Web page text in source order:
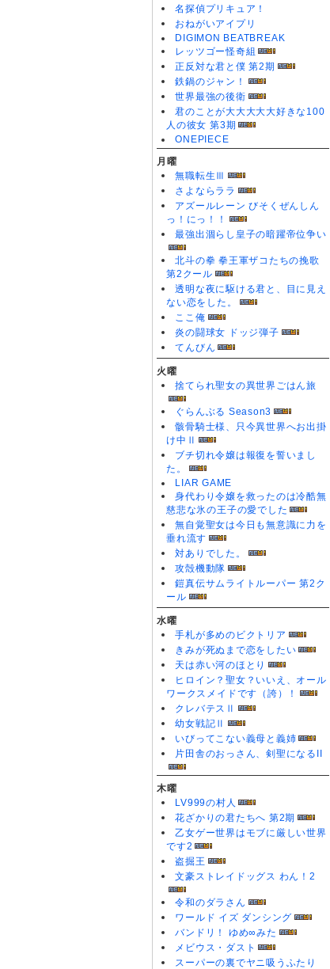
名探偵プリキュア！
おねがいアイプリ
DIGIMON BEATBREAK
レッツゴー怪奇組
正反対な君と僕 第2期
鉄鍋のジャン！
世界最強の後衛
君のことが大大大大大好きな100
人の彼女 第3期
ONEPIECE
月曜
無職転生Ⅲ
さよならララ
アズールレーン びそくぜんしん
っ！にっ！！
最強出涸らし皇子の暗躍帝位争い
北斗の拳 拳王軍ザコたちの挽歌
第2クール
透明な夜に駆ける君と、目に見え
ない恋をした。
ここ俺
炎の闘球女 ドッジ弾子
てんびん
火曜
捨てられ聖女の異世界ごはん旅
ぐらんぶる Season3
骸骨騎士様、只今異世界へお出掛
け中Ⅱ
ブチ切れ令嬢は報復を誓いまし
た。
LIAR GAME
身代わり令嬢を救ったのは冷酷無
慈悲な氷の王子の愛でした
無自覚聖女は今日も無意識に力を
垂れ流す
対ありでした。
攻殻機動隊
鎧真伝サムライトルーパー 第2ク
ール
水曜
手札が多めのビクトリア
きみが死ぬまで恋をしたい
天は赤い河のほとり
ヒロイン？聖女？いいえ、オール
ワークスメイドです（誇）！
クレバテスⅡ
幼女戦記Ⅱ
いびってこない義母と義姉
片田舎のおっさん、剣聖になるII
木曜
LV999の村人
花ざかりの君たちへ 第2期
乙女ゲー世界はモブに厳しい世界
です2
盗掘王
文豪ストレイドッグス わん！2
令和のダラさん
ワールド イズ ダンシング
バンドリ！ ゆめ∞みた
メビウス・ダスト
スーパーの裏でヤニ吸うふたり